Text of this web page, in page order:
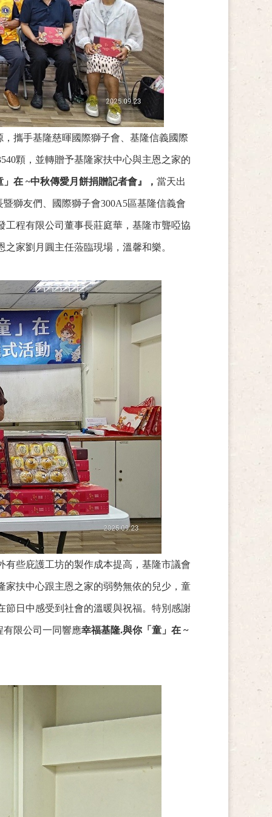
攜手基隆慈暉國際獅子會、基隆信義國際
顆，並轉贈予基隆家扶中心與主恩之家的
在 ~中秋傳愛月餅捐贈記者會』， 當天出
獅友們、國際獅子會300A5區基隆信義會
工程有限公司董事長莊庭華，基隆市聾啞協
家劉月圓主任蒞臨現場，溫馨和樂。
些庇護工坊的製作成本提高，基隆市議會
家扶中心跟主恩之家的弱勢無依的兒少，童
節日中感受到社會的溫暖與祝福。特別感謝
有限公司一同響應幸福基隆.與你「童」在 ~